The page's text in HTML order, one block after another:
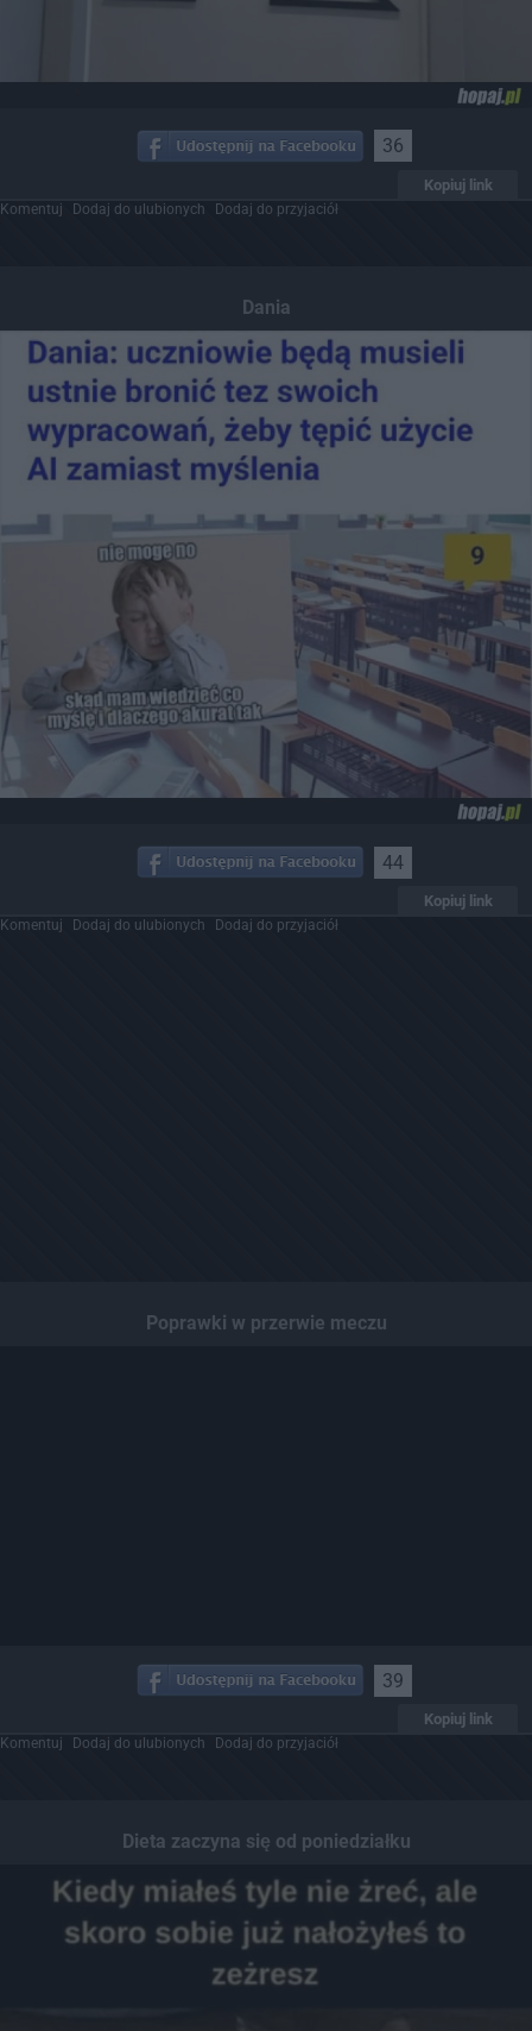
36
Kopiuj link
Komentuj Dodaj do ulubionych Dodaj do przyjaciół
Dania
44
Kopiuj link
Komentuj Dodaj do ulubionych Dodaj do przyjaciół
Poprawki w przerwie meczu
39
Kopiuj link
Komentuj Dodaj do ulubionych Dodaj do przyjaciół
Dieta zaczyna się od poniedziałku